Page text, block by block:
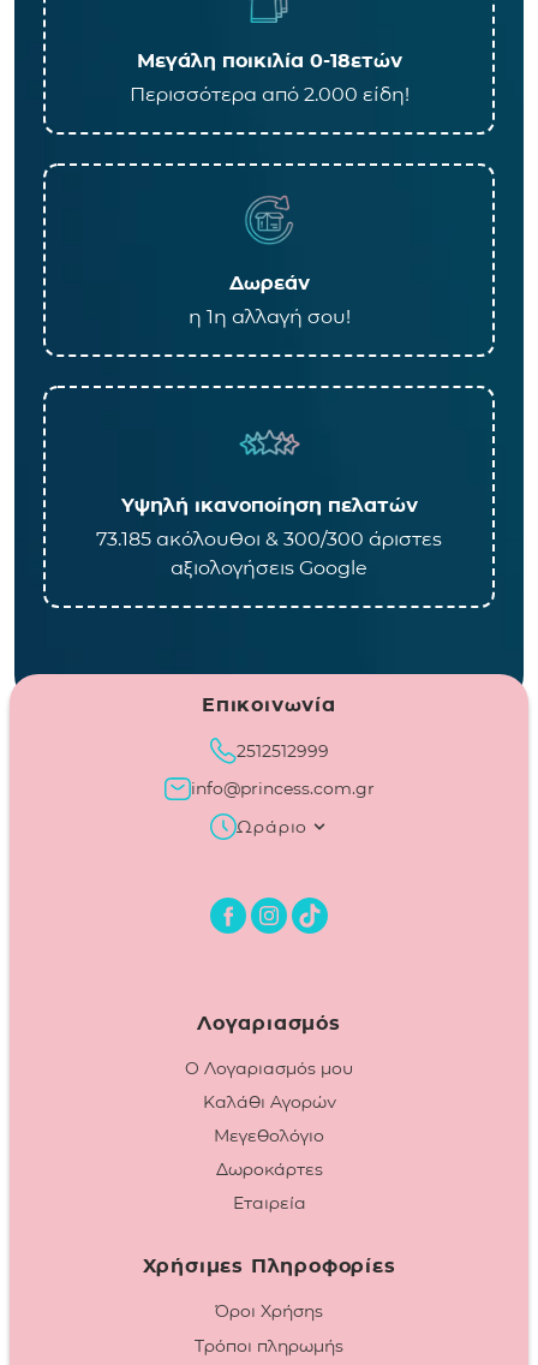
Μεγάλη ποικιλία 0-18ετών
Περισσότερα από 2.000 είδη!
Δωρεάν
η 1η αλλαγή σου!
Υψηλή ικανοποίηση πελατών
73.185 ακόλουθοι & 300/300 άριστες
αξιολογήσεις Google
Επικοινωνία
2512512999
info@princess.com.gr
Ωράριο
Λογαριασμός
Ο Λογαριασμός μου
Καλάθι Αγορών
Μεγεθολόγιο
Δωροκάρτες
Εταιρεία
Χρήσιμες Πληροφορίες
Όροι Χρήσης
Τρόποι πληρωμής